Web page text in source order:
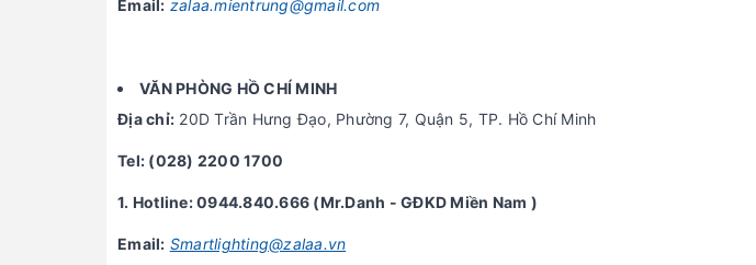
Email: zalaa.mientrung@gmail.com
VĂN PHÒNG HỒ CHÍ MINH
Địa chỉ: 20D Trần Hưng Đạo, Phường 7, Quận 5, TP. Hồ Chí Minh
Tel: (028) 2200 1700
1. Hotline: 0944.840.666 (Mr.Danh - GĐKD Miền Nam )
Email: Smartlighting@zalaa.vn